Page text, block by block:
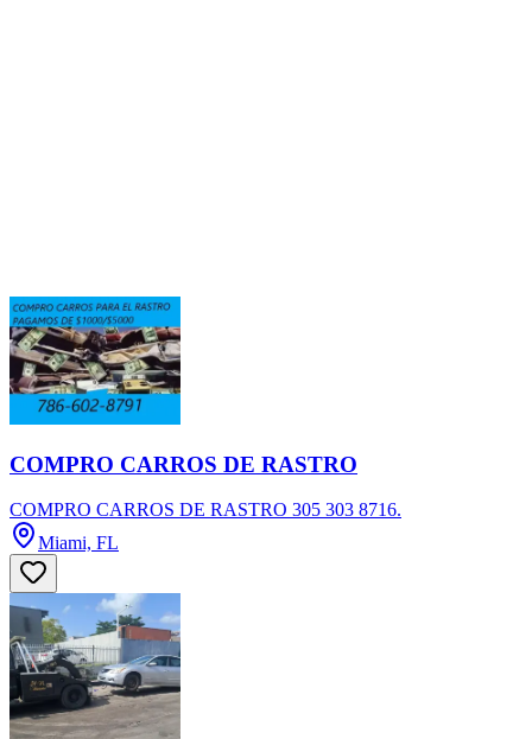
COMPRO CARROS DE RASTRO
COMPRO CARROS DE RASTRO 305 303 8716.
Miami, FL